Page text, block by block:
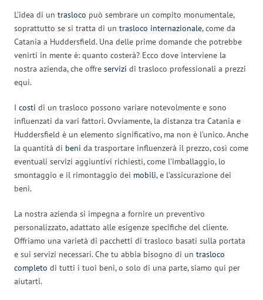
L’idea di un trasloco può sembrare un compito monumentale,
soprattutto se si tratta di un trasloco internazionale, come da
Catania a Huddersfield. Una delle prime domande che potrebbe
venirti in mente è: quanto costerà? Ecco dove interviene la
nostra azienda, che offre servizi di trasloco professionali a prezzi
equi.
I costi di un trasloco possono variare notevolmente e sono
influenzati da vari fattori. Ovviamente, la distanza tra Catania e
Huddersfield è un elemento significativo, ma non è l’unico. Anche
la quantità di beni da trasportare influenzerà il prezzo, così come
eventuali servizi aggiuntivi richiesti, come l’imballaggio, lo
smontaggio e il rimontaggio dei mobili, e l’assicurazione dei
beni.
La nostra azienda si impegna a fornire un preventivo
personalizzato, adattato alle esigenze specifiche del cliente.
Offriamo una varietà di pacchetti di trasloco basati sulla portata
e sui servizi necessari. Che tu abbia bisogno di un trasloco
completo di tutti i tuoi beni, o solo di una parte, siamo qui per
aiutarti.